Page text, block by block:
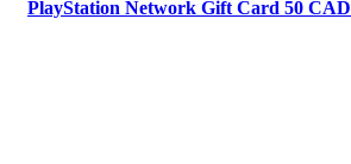
PlayStation Network Gift Card 50 CAD